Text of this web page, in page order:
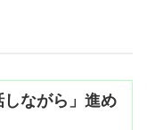
ながら」進め